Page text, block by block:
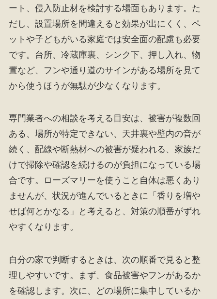
ート、侵入防止材を検討する場面もあります。た
だし、設置場所を間違えると効果が出にくく、ペ
ットや子どもがいる家庭では安全面の配慮も必要
です。台所、冷蔵庫裏、シンク下、押し入れ、物
置など、フンや通り道のサインがある場所を見て
から使うほうが無駄が少なくなります。
専門業者への相談を考える目安は、被害が複数回
ある、場所が特定できない、天井裏や壁内の音が
続く、配線や断熱材への被害が疑われる、家族だ
けで掃除や確認を続けるのが負担になっている場
合です。ローズマリーを使うこと自体は悪くあり
ませんが、状況が進んでいるときに「香りを増や
せば何とかなる」と考えると、対策の順番がずれ
やすくなります。
自分の家で判断するときは、次の順番で見ると整
理しやすいです。まず、食品被害やフンがあるか
を確認します。次に、どの場所に集中しているか